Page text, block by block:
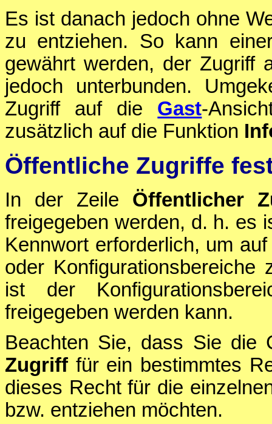
Es ist danach jedoch ohne
zu entziehen. So kann
gewährt werden, der Zugriff
jedoch unterbunden.
Zugriff auf die Gast-
zusätzlich auf die Funktion
Öffentliche Zugriffe
In der Zeile Öffentlicher
freigegeben werden, d. h. es
Kennwort erforderlich, um
oder Konfigurationsbereiche
ist der
freigegeben werden kann.
Beachten Sie, dass Sie
Zugriff für ein bestimmtes
dieses Recht für die
bzw. entziehen möchten.